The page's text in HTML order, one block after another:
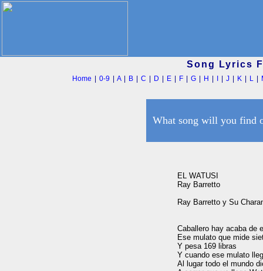
Song Lyrics
Home |0-9 |A| B |C D E F |G H |J K L
What song will you find
EL WATUSI
Ray Barretto
Ray Barretto y Su
Caballero hay acaba de
Ese mulato que mide
Y pesa 169 libras
Y cuando ese mulato
Al lugar todo el mundo